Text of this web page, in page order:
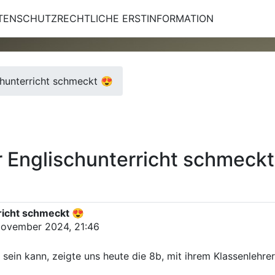
ERSTINFORMATION
schmeckt 😍
Englischunterricht
schmeckt 😍
2024, 21:46
kann, zeigte uns heute die 8b, mit ihrem